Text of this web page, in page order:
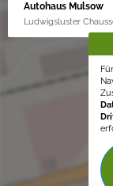
Autohaus Mulsow
Ludwigsluster